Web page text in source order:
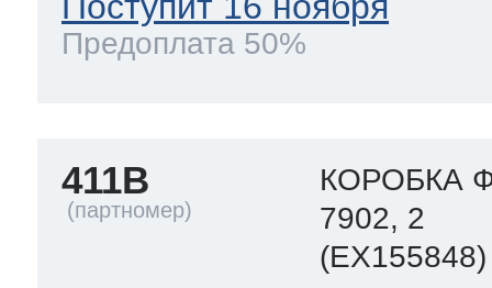
Предоплата 50%
411B
КОРОБКА
7902, 2
(EX155848)